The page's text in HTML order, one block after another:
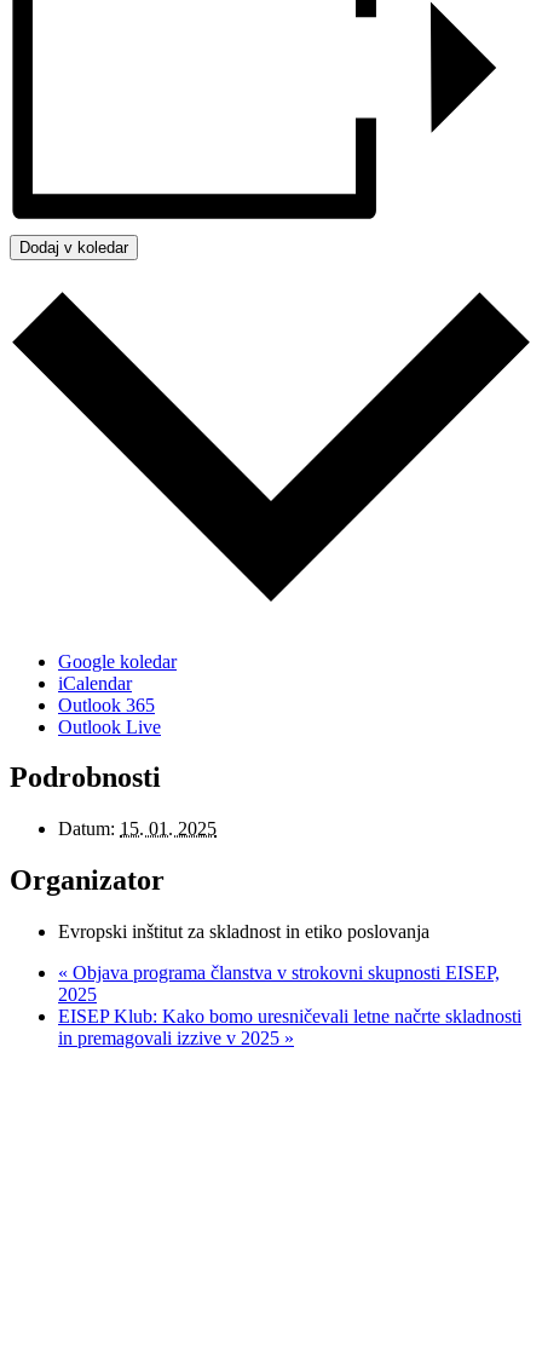
Dodaj v koledar
Google koledar
iCalendar
Outlook 365
Outlook Live
Podrobnosti
Datum: 15. 01. 2025
Organizator
Evropski inštitut za skladnost in etiko poslovanja
« Objava programa članstva v strokovni skupnosti EISEP,
2025
EISEP Klub: Kako bomo uresničevali letne načrte skladnosti
in premagovali izzive v 2025 »